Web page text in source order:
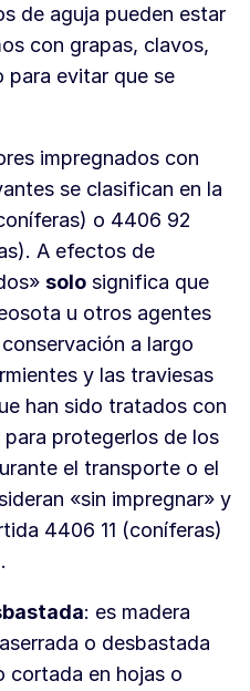
de aguja pueden estar
con grapas, clavos,
para evitar que se
impregnados con
se clasifican en la
o 4406 92
A efectos de
solo significa que
u otros agentes
a largo
y las traviesas
han sido tratados con
protegerlos de los
el transporte o el
«sin impregnar» y
4406 11 (coníferas)
: es madera
o desbastada
cortada en hojas o